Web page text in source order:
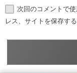
次回のコメントで
レス、サイトを保存する